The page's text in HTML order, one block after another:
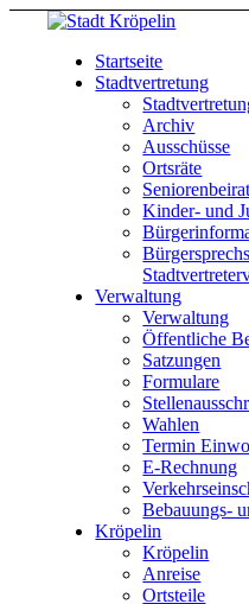
Startseite
Stadtvertretung
Archiv
Ausschüsse
Ortsräte
Seniorenbeirat
Kinder- und
Verwaltung
Verwaltung
Öffentliche
Satzungen
Formulare
Wahlen
Termin
E-Rechnung
Bebauungs-
Kröpelin
Kröpelin
Anreise
Ortsteile